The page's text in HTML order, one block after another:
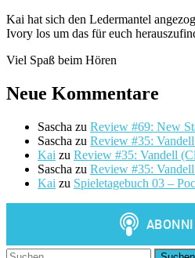
Kai hat sich den Ledermantel
Ivory los um das für euch
Viel Spaß beim Hören
Neue Kommentare
Sascha zu Review #69: New
Sascha zu Review #35:
Kai zu Review #35: Vandell
Sascha zu Review #35:
Kai zu Spieletagebuch 03 –
Suchen